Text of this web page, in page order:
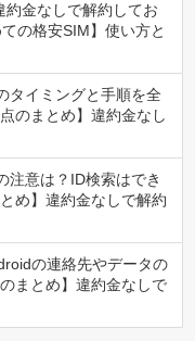
約金なしで解約してお
ての格安SIM】使い方と
タイミングと手順を全
のまとめ】違約金なし
注意は？ID検索はでき
め】違約金なしで解約
の連絡先やデータの
まとめ】違約金なしで